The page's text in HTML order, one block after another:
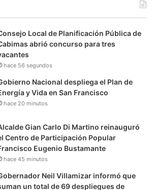
Local de Planificación Pública de
abrió concurso para tres
hace 56 segundos
Nacional despliega el Plan de
y Vida en San Francisco
hace 20 minutos
Gian Carlo Di Martino reinauguró
Centro de Participación Popular
Eugenio Bustamante
hace 45 minutos
Neil Villamizar informó que
un total de 69 despliegues de